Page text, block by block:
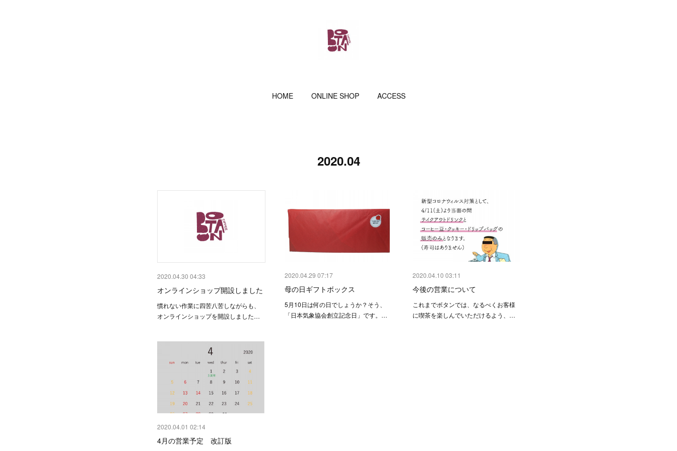
HOME ONLINE SHOP ACCESS
2020.04
2020.04.30 04:33
オンラインショップ開設しました
慣れない作業に四苦八苦しながらも、
オンラインショップを開設しました…
2020.04.29 07:17
母の日ギフトボックス
5月10日は何の日でしょうか？そう、
「日本気象協会創立記念日」です。…
2020.04.10 03:11
今後の営業について
これまでボタンでは、なるべくお客様
に喫茶を楽しんでいただけるよう、…
2020.04.01 02:14
4月の営業予定 改訂版